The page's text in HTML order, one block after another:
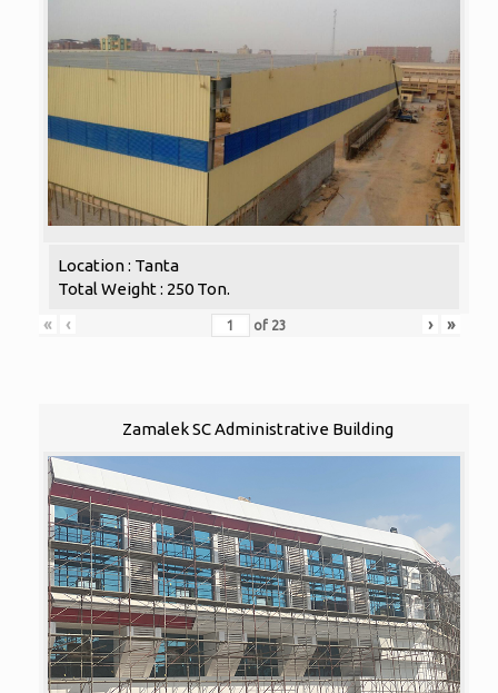
Location : Tanta
Total Weight : 250 Ton.
«
‹ of 23 › »
Zamalek SC Administrative Building